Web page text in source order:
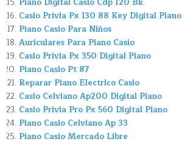
Casio Privia Px 130 88 Key Digital Piano
Piano Casio Para Niños
Auriculares Para Piano Casio
Casio Privia Px 350 Digital Piano
Piano Casio Pt 87
Reparar Piano Electrico Casio
Casio Celviano Ap200 Digital Piano
Casio Privia Pro Px 560 Digital Piano
Piano Casio Celviano Ap 33
Piano Casio Mercado Libre